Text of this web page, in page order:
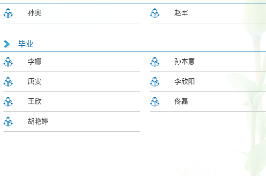
孙奥 赵军
毕业
李娜 孙本意
唐雯 李欣阳
王欣 佟磊
胡艳婷